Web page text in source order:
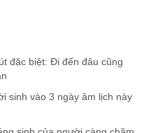
đặc biệt: Đi đến đâu cũng
sinh vào 3 ngày âm lịch này